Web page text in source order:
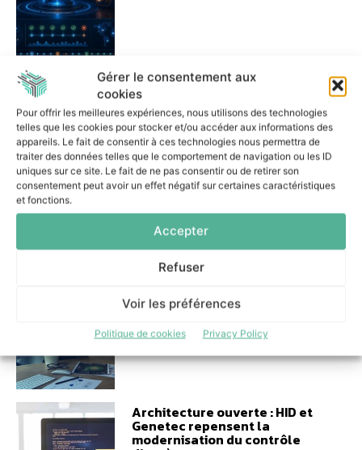
Gérer le consentement aux
cookies
Pour offrir les meilleures expériences, nous utilisons des technologies
telles que les cookies pour stocker et/ou accéder aux informations des
appareils. Le fait de consentir à ces technologies nous permettra de
traiter des données telles que le comportement de navigation ou les ID
uniques sur ce site. Le fait de ne pas consentir ou de retirer son
consentement peut avoir un effet négatif sur certaines caractéristiques
et fonctions.
Accepter
Refuser
Voir les préférences
Politique de cookies Privacy Policy
Les entreprises veulent
reprendre la maîtrise de leur
IA ITS Group les accompagne
pragmatiquement
3 août 2026
L’IA au service du
manufacturing : l’approche
agnostique de delaware
7 juillet 2026
Architecture ouverte : HID et
Genetec repensent la
modernisation du contrôle